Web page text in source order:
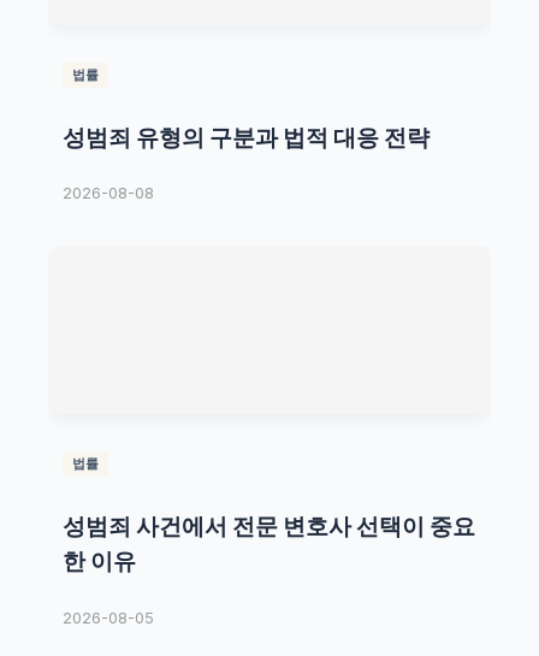
법률
성범죄 유형의 구분과 법적 대응 전략
2026-08-08
법률
성범죄 사건에서 전문 변호사 선택이 중요
한 이유
2026-08-05